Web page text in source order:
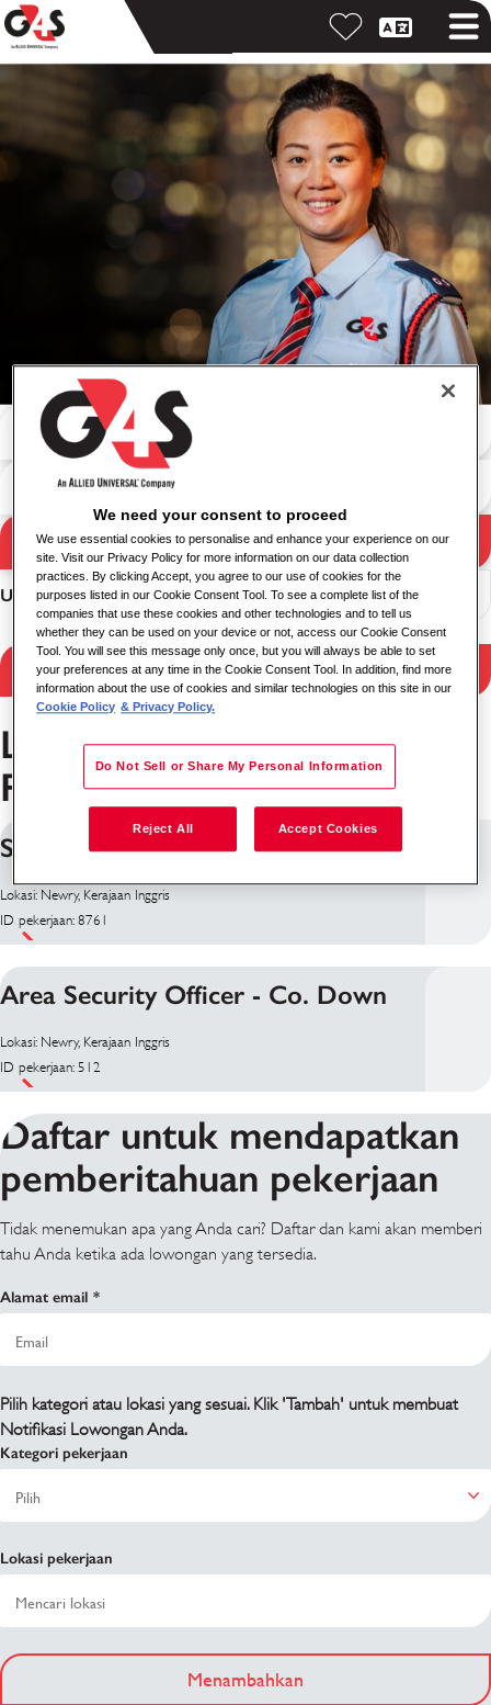
Hasil pencarian
Cari dengan kata kunci
Cari berdasarkan lokasi
Pencarian
Urutkan
Hasil filter
Layanan Keamanan
Pekerjaan di Newry
Security Officer
Lokasi: Newry, Kerajaan Inggris
ID pekerjaan: 8761
Area Security Officer - Co. Down
Lokasi: Newry, Kerajaan Inggris
ID pekerjaan: 512
Daftar untuk mendapatkan
pemberitahuan pekerjaan
Tidak menemukan apa yang Anda cari? Daftar dan kami akan memberi
tahu Anda ketika ada lowongan yang tersedia.
Alamat email
Pilih kategori atau lokasi yang sesuai. Klik 'Tambah' untuk membuat
Notifikasi Lowongan Anda.
Kategori pekerjaan
Lokasi pekerjaan
Menambahkan
We need your consent to proceed
We use essential cookies to personalise and enhance your experience on our
site. Visit our Privacy Policy for more information on our data collection
practices. By clicking Accept, you agree to our use of cookies for the
purposes listed in our Cookie Consent Tool. To see a complete list of the
companies that use these cookies and other technologies and to tell us
whether they can be used on your device or not, access our Cookie Consent
Tool. You will see this message only once, but you will always be able to set
your preferences at any time in the Cookie Consent Tool. In addition, find more
information about the use of cookies and similar technologies on this site in our
Cookie Policy & Privacy Policy.
Do Not Sell or Share My Personal Information
Reject All Accept Cookies